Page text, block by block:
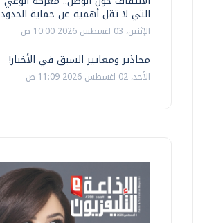
التي لا تقل أهمية عن حماية الحدود
الإثنين، 03 اغسطس 2026 10:00 ص
محاذير ومعايير السبق في الأخبار!
الأحد، 02 اغسطس 2026 11:09 ص